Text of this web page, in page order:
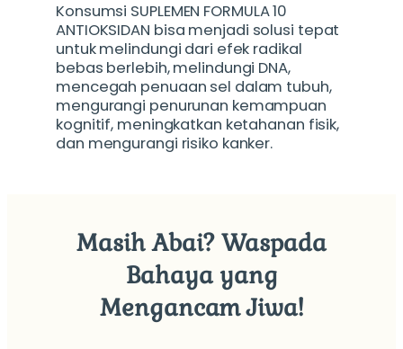
Konsumsi SUPLEMEN FORMULA 10
ANTIOKSIDAN bisa menjadi solusi tepat
untuk melindungi dari efek radikal
bebas berlebih, melindungi DNA,
mencegah penuaan sel dalam tubuh,
mengurangi penurunan kemampuan
kognitif, meningkatkan ketahanan fisik,
dan mengurangi risiko kanker.
Masih Abai? Waspada
Bahaya yang
Mengancam Jiwa!